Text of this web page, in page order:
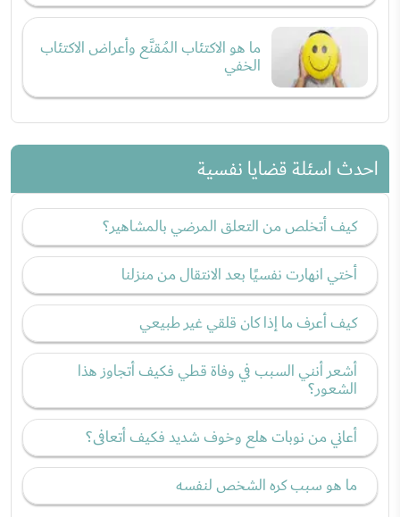
ما هو الاكتئاب المُقنَّع وأعراض الاكتئاب
الخفي
احدث اسئلة قضايا نفسية
كيف أتخلص من التعلق المرضي بالمشاهير؟
أختي انهارت نفسيًا بعد الانتقال من منزلنا
كيف أعرف ما إذا كان قلقي غير طبيعي
أشعر أنني السبب في وفاة قطي فكيف أتجاوز هذا
الشعور؟
أعاني من نوبات هلع وخوف شديد فكيف أتعافى؟
ما هو سبب كره الشخص لنفسه